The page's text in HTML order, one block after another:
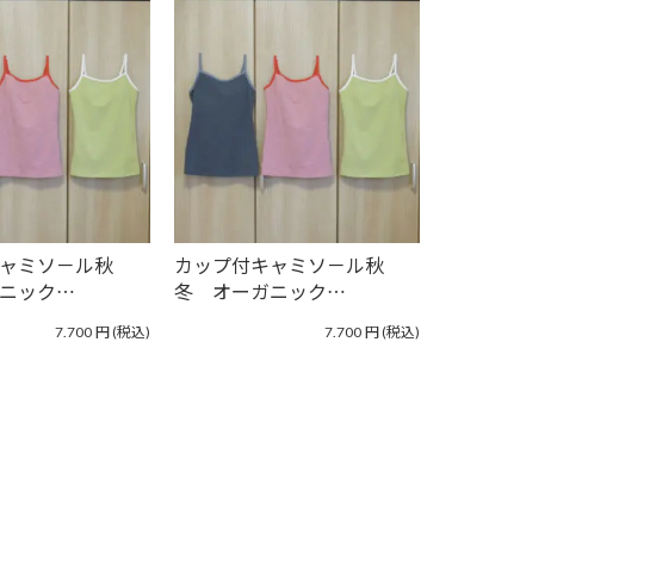
ミソ－ル秋
ック…
7.700円(税込)
カップ付キャミソ－ル秋
冬 オーガニック…
7.700円(税込)